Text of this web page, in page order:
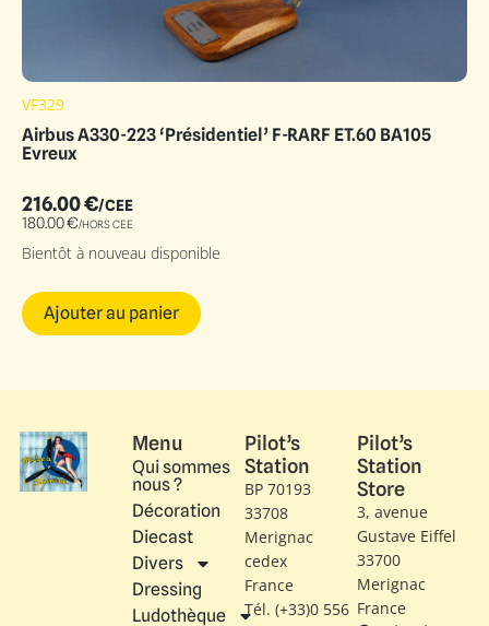
VF329
Airbus A330-223 ‘Présidentiel’ F-RARF ET.60 BA105
Evreux
216.00€/CEE
180.00€/HORS CEE
Bientôt à nouveau disponible
Ajouter au panier
Menu
Qui sommes
nous ?
Décoration
Diecast
Divers
Dressing
Ludothèque
Pilot’s
Station
BP 70193
33708
Merignac
cedex
France
Tél. (+33)0 556
Pilot’s
Station
Store
3, avenue
Gustave Eiffel​
33700
Merignac
France